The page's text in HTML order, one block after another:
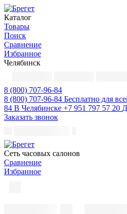
Каталог
Товары
Поиск
Сравнение
Избранное
Челябинск
8 (800) 707-96-84
8 (800) 707-96-84 Бесплатно для
84 В Челябинске +7 951 797 57 20
Заказать звонок
Cеть часовых салонов
Сравнение
Избранное